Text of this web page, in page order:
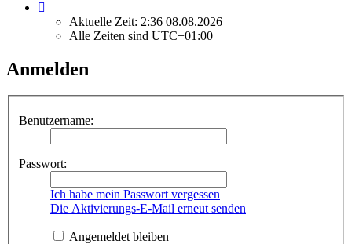
Aktuelle Zeit: 2:36 08.08.2026
Alle Zeiten sind UTC+01:00
Anmelden
Benutzername:
Passwort:
Ich habe mein Passwort vergessen
Die Aktivierungs-E-Mail erneut senden
Angemeldet bleiben